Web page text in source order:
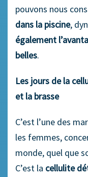
pouvons nous
dans la piscine,
également
belles.
Les jours de la
et la brasse
C’est l’une des
les femmes,
monde, quel que
C’est la cellulite